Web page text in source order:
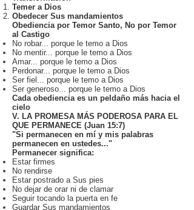
Temer a Dios
Obedecer Sus mandamientos
Obediencia por Temor Santo, No por Temor
al Castigo
No robar... porque le temo a Dios
No mentir... porque le temo a Dios
Amar... porque le temo a Dios
Perdonar... porque le temo a Dios
Ser fiel... porque le temo a Dios
Ser generoso... porque le temo a Dios
Cada obediencia es un peldaño más hacia el
cielo
V. LA PROMESA MÁS PODEROSA PARA EL
QUE PERMANECE (Juan 15:7)
"Si permanecen en mí y mis palabras
permanecen en ustedes..."
Permanecer significa:
Estar firmes
No rendirse
Estar postrado a Sus pies
No dejar de orar ni de clamar
Seguir tocando la puerta en fe
Guardar Sus mandamientos